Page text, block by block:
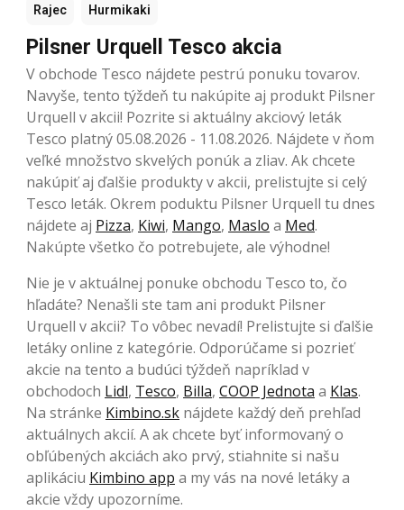
Rajec Hurmikaki
Pilsner Urquell Tesco akcia
V obchode Tesco nájdete pestrú ponuku tovarov.
Navyše, tento týždeň tu nakúpite aj produkt Pilsner
Urquell v akcii! Pozrite si aktuálny akciový leták
Tesco platný 05.08.2026 - 11.08.2026. Nájdete v ňom
veľké množstvo skvelých ponúk a zliav. Ak chcete
nakúpiť aj ďalšie produkty v akcii, prelistujte si celý
Tesco leták. Okrem poduktu Pilsner Urquell tu dnes
nájdete aj Pizza, Kiwi, Mango, Maslo a Med.
Nakúpte všetko čo potrebujete, ale výhodne!
Nie je v aktuálnej ponuke obchodu Tesco to, čo
hľadáte? Nenašli ste tam ani produkt Pilsner
Urquell v akcii? To vôbec nevadí! Prelistujte si ďalšie
letáky online z kategórie. Odporúčame si pozrieť
akcie na tento a budúci týždeň napríklad v
obchodoch Lidl, Tesco, Billa, COOP Jednota a Klas.
Na stránke Kimbino.sk nájdete každý deň prehľad
aktuálnych akcií. A ak chcete byť informovaný o
obľúbených akciách ako prvý, stiahnite si našu
aplikáciu Kimbino app a my vás na nové letáky a
akcie vždy upozorníme.